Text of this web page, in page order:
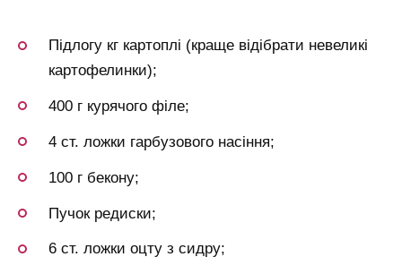
Підлогу кг картоплі (краще відібрати невеликі
картофелинки);
400 г курячого філе;
4 ст. ложки гарбузового насіння;
100 г бекону;
Пучок редиски;
6 ст. ложки оцту з сидру;